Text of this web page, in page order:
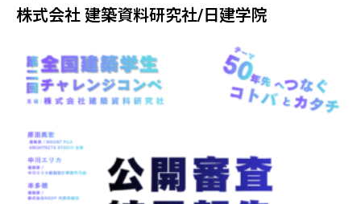
株式会社 建築資料研究社/日建学院